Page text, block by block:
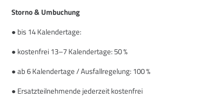
Storno & Umbuchung
● bis 14 Kalendertage:
● kostenfrei 13–7 Kalendertage: 50 %
● ab 6 Kalendertage / Ausfallregelung: 100 %
● Ersatzteilnehmende jederzeit kostenfrei